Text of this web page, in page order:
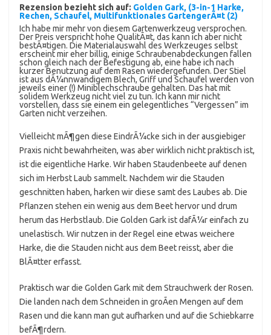
Rezension bezieht sich auf: Golden Gark, (3-in-1 Harke,
Rechen, Schaufel, Multifunktionales GartengerÃ¤t (2)
Ich habe mir mehr von diesem Gartenwerkzeug versprochen.
Der Preis verspricht hohe QualitÃ¤t, das kann ich aber nicht
bestÃ¤tigen. Die Materialauswahl des Werkzeuges selbst
erscheint mir eher billig, einige Schraubenabdeckungen fallen
schon gleich nach der Befestigung ab, eine habe ich nach
kurzer Benutzung auf dem Rasen wiedergefunden. Der Stiel
ist aus dÃ¼nnwandigem Blech, Griff und Schaufel werden von
jeweils einer (!) Miniblechschraube gehalten. Das hat mit
solidem Werkzeug nicht viel zu tun. Ich kann mir nicht
vorstellen, dass sie einem ein gelegentliches “Vergessen” im
Garten nicht verzeihen.
Vielleicht mÃ¶gen diese EindrÃ¼cke sich in der ausgiebiger
Praxis nicht bewahrheiten, was aber wirklich nicht praktisch ist,
ist die eigentliche Harke. Wir haben Staudenbeete auf denen
sich im Herbst Laub sammelt. Nachdem wir die Stauden
geschnitten haben, harken wir diese samt des Laubes ab. Die
Pflanzen stehen ein wenig aus dem Beet hervor und drum
herum das Herbstlaub. Die Golden Gark ist dafÃ¼r einfach zu
unelastisch. Wir nutzen in der Regel eine etwas weichere
Harke, die die Stauden nicht aus dem Beet reisst, aber die
BlÃ¤tter erfasst.
Praktisch war die Golden Gark mit dem Strauchwerk der Rosen.
Die landen nach dem Schneiden in groÃen Mengen auf dem
Rasen und die kann man gut aufharken und auf die Schiebkarre
befÃ¶rdern.